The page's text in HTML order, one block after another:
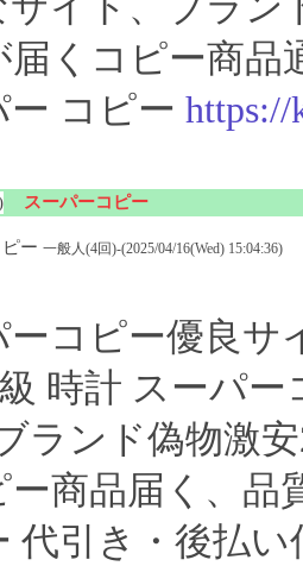
届くコピー商品
ー コピー https://
スーパーコピー
ー 一般人(4回)-(2025/04/16(Wed) 15:04:36)
ーコピー優良サ
時計 スーパ
ランド偽物激
ー商品届く、品
代引き・後払